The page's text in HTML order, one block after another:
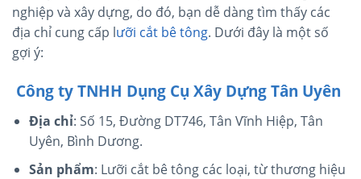
nghiệp và xây dựng, do đó, bạn dễ dàng tìm thấy các
địa chỉ cung cấp lưỡi cắt bê tông. Dưới đây là một số
gợi ý:
Công ty TNHH Dụng Cụ Xây Dựng Tân Uyên
Địa chỉ: Số 15, Đường DT746, Tân Vĩnh Hiệp, Tân
Uyên, Bình Dương.
Sản phẩm: Lưỡi cắt bê tông các loại, từ thương hiệu